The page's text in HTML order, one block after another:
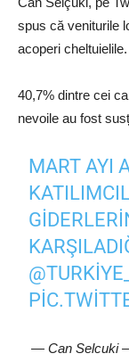
spus că veniturile
acoperi cheltuielile.
40,7% dintre cei
nevoile au fost
MART AYI
— Can Selcuki